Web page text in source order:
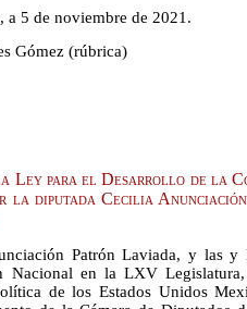
a 5 de noviembre de 2021.
Gómez (rúbrica)
Ley para el Desarrollo de la
la diputada Cecilia
Patrón Laviada, y las y
Nacional en la LXV
de los Estados Unidos